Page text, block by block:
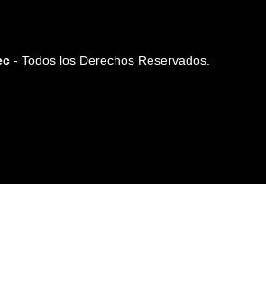
- Todos los Derechos Reservados.